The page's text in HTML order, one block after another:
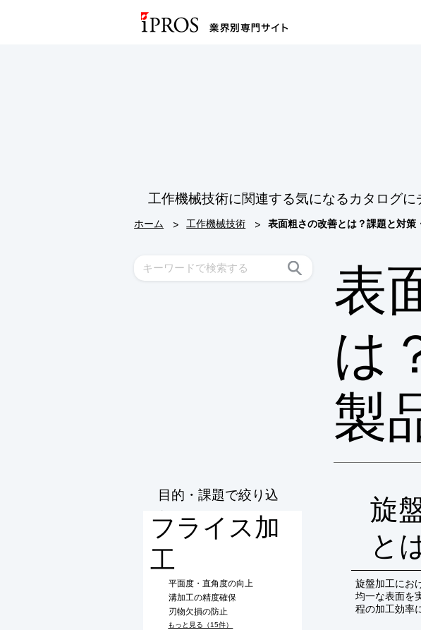
工作機械技術に関連する気になるカタログ
ホーム > 工作機械技術 > 表面粗さの改善とは？課題と対策
表
は
製
目的・課題で絞り込
む
フライス加
工
平面度・直角度の向上
溝加工の精度確保
刃物欠損の防止
もっと見る（15件）
旋
と
旋盤加工にお
均一な表面を
程の加工効率